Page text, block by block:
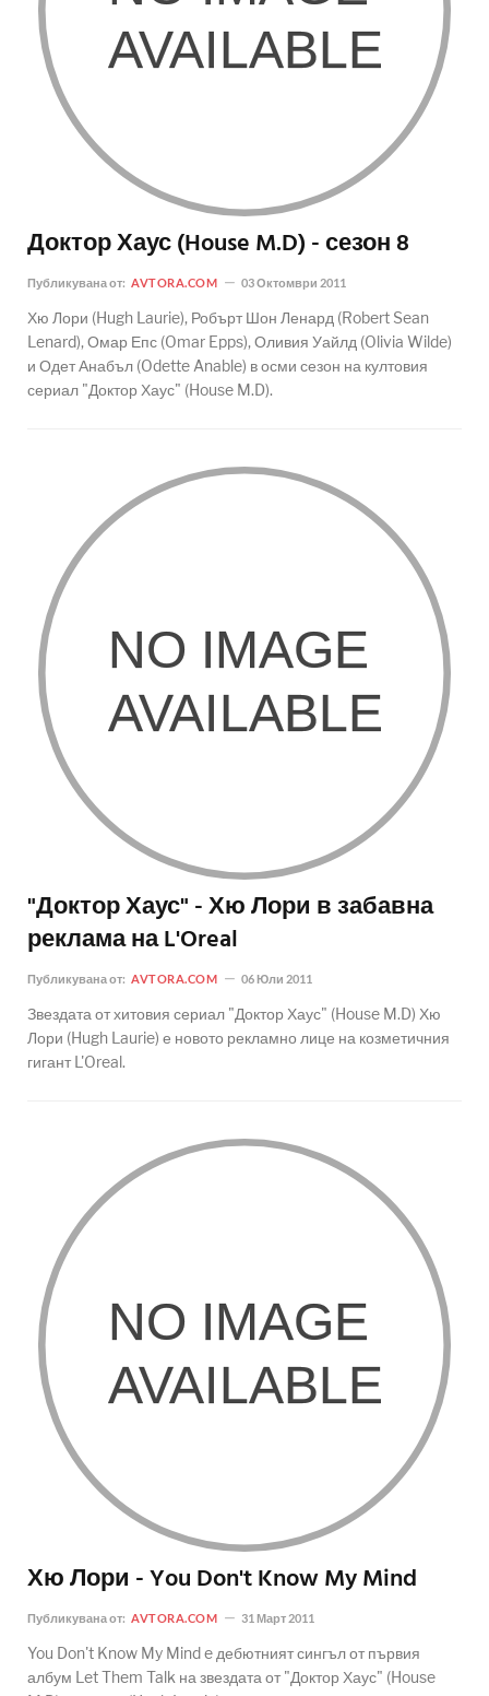
Доктор Хаус (House M.D) - сезон 8
Публикувана от: AVTORA.COM 03 Октомври 2011
Хю Лори (Hugh Laurie), Робърт Шон Ленард (Robert Sean
Lenard), Омар Епс (Omar Epps), Оливия Уайлд (Olivia Wilde)
и Одет Анабъл (Odette Anable) в осми сезон на култовия
сериал "Доктор Хаус" (House M.D).
"Доктор Хаус" - Хю Лори в забавна
реклама на L'Oreal
Публикувана от: AVTORA.COM 06 Юли 2011
Звездата от хитовия сериал "Доктор Хаус" (House M.D) Хю
Лори (Hugh Laurie) е новото рекламно лице на козметичния
гигант L'Oreal.
Хю Лори - You Don't Know My Mind
Публикувана от: AVTORA.COM 31 Март 2011
You Don't Know My Mind e дебютният сингъл от първия
албум Let Them Talk на звездата от "Доктор Хаус" (House